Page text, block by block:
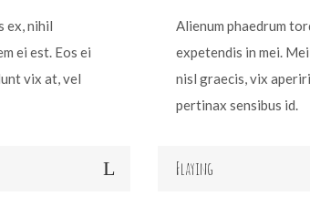
ex, nihil
ei est. Eos ei
vix at, vel
Alienum phaedrum
expetendis in mei.
nisl graecis, vix
pertinax sensibus id.
Flaying